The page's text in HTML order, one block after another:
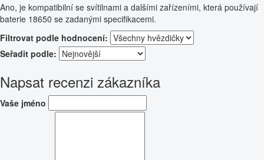
Ano, je kompatibilní se svítilnami a dalšími zařízeními, která používají
baterie 18650 se zadanými specifikacemi.
Filtrovat podle hodnocení:
Seřadit podle:
Napsat recenzi zákazníka
Vaše jméno